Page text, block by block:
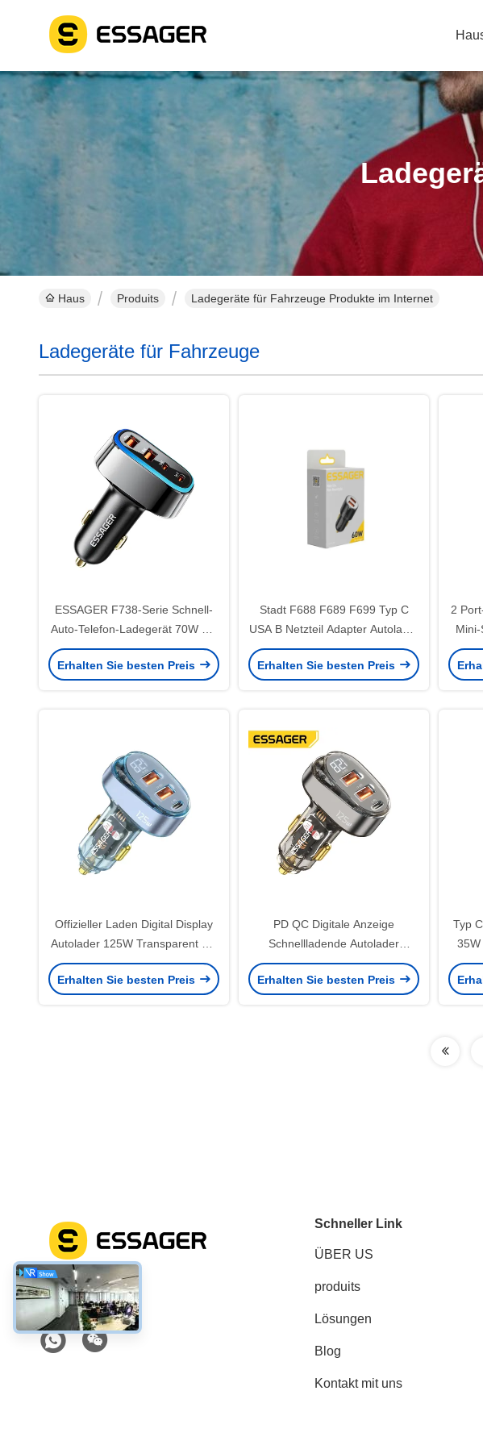
Haus Produits Ladegeräte für Fahrzeuge Produkte im Internet
Ladegeräte für Fahrzeuge
ESSAGER F738-Serie Schnell-
Auto-Telefon-Ladegerät 70W mit
4 Ports 2 USB A 2 USB C
Erhalten Sie besten Preis
Stadt F688 F689 F699 Typ C
USA B Netzteil Adapter Autolader
66W 60W
Erhalten Sie besten Preis
2
Mini-
Offizieller Laden Digital Display
Autolader 125W Transparent mit
1 Typ-C 2 USB-A
Erhalten Sie besten Preis
PD QC Digitale Anzeige
Schnellladende Autolader
Transparent 125W 65W 30W
Erhalten Sie besten Preis
Typ
35W
Soziale Medien
Schneller Link
ÜBER US
produits
Lösungen
Blog
Kontakt mit uns